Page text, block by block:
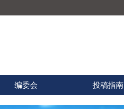
编委会 投稿指南